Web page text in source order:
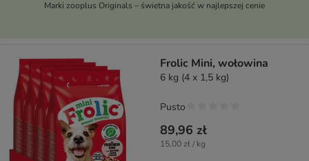
Marki zooplus Originals – świetna jakość w najlepszej cenie
Frolic Mini, wołowina
6 kg (4 x 1,5 kg)
89,96 zł
15,00 zł / kg
Pusto